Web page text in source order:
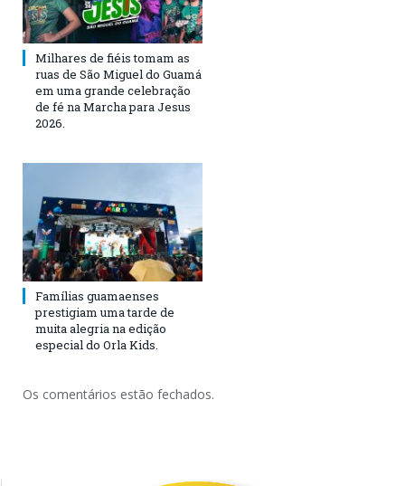
Milhares de fiéis tomam as
ruas de São Miguel do Guamá
em uma grande celebração
de fé na Marcha para Jesus
2026.
Famílias guamaenses
prestigiam uma tarde de
muita alegria na edição
especial do Orla Kids.
Os comentários estão fechados.